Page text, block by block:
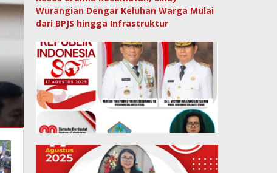
Wurangian Dengar Keluhan Warga Mulai
dari BPJS hingga Infrastruktur